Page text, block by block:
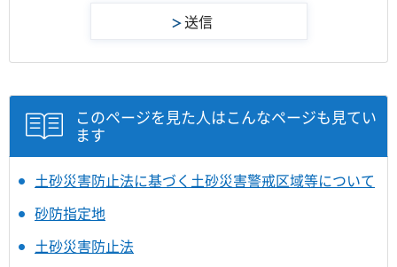
このページを見た人はこんなページも見てい
ます
土砂災害防止法に基づく土砂災害警戒区域等について
砂防指定地
土砂災害防止法